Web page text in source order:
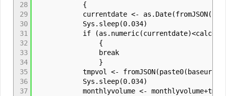
28
29
30
31
32
33
34
35
36
37
{
currentdate <-
if
{
break
}
tmpvol <- fromJSON(paste0(baseurl,
Sys.sleep(0.034)
monthlyvolume <-